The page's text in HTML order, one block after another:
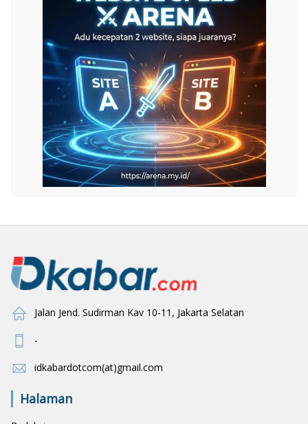
Jalan Jend. Sudirman Kav 10-11, Jakarta Selatan
-
idkabardotcom(at)gmail.com
Halaman